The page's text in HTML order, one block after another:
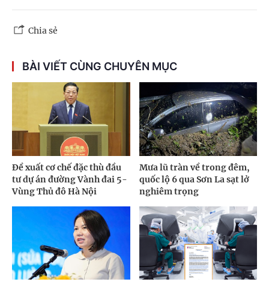
Chia sẻ
BÀI VIẾT CÙNG CHUYÊN MỤC
Đề xuất cơ chế đặc thù đầu
tư dự án đường Vành đai 5-
Vùng Thủ đô Hà Nội
Mưa lũ tràn về trong đêm,
quốc lộ 6 qua Sơn La sạt lở
nghiêm trọng